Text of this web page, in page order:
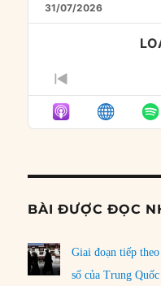
31/07/2026
PREVIOUS
EPISODE
BÀI ĐƯỢC ĐỌC
Giai đoạn tiếp
số của Trung Quốc